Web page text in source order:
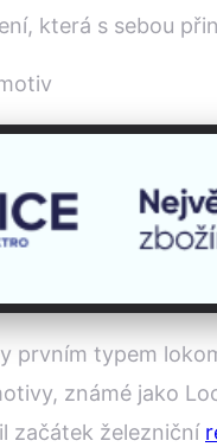
která s sebou
prvním typem
známé jako
začátek železniční